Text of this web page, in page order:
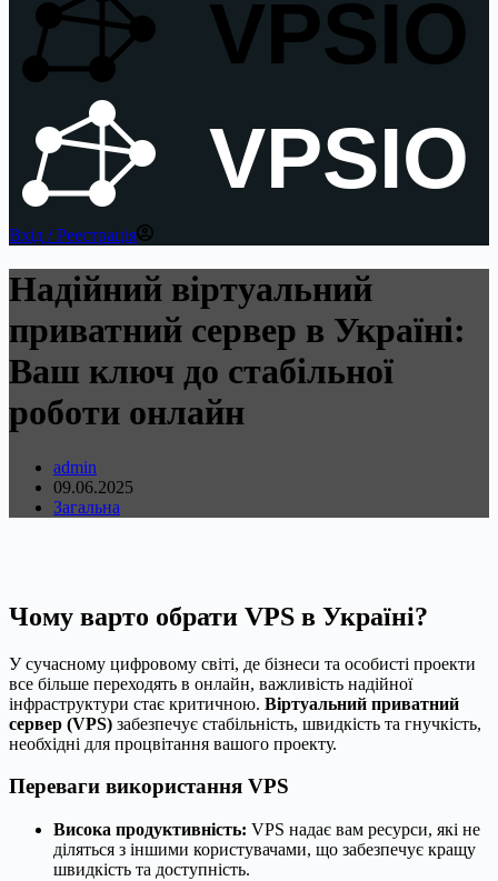
VPSIO
VPSIO
Вхід / Реестрація
Надійний віртуальний
приватний сервер в Україні:
Ваш ключ до стабільної
роботи онлайн
admin
09.06.2025
Загальна
Чому варто обрати VPS в Україні?
У сучасному цифровому світі, де бізнеси та особисті проекти
все більше переходять в онлайн, важливість надійної
інфраструктури стає критичною. Віртуальний приватний
сервер (VPS) забезпечує стабільність, швидкість та гнучкість,
необхідні для процвітання вашого проекту.
Переваги використання VPS
Висока продуктивність: VPS надає вам ресурси, які не
діляться з іншими користувачами, що забезпечує кращу
швидкість та доступність.